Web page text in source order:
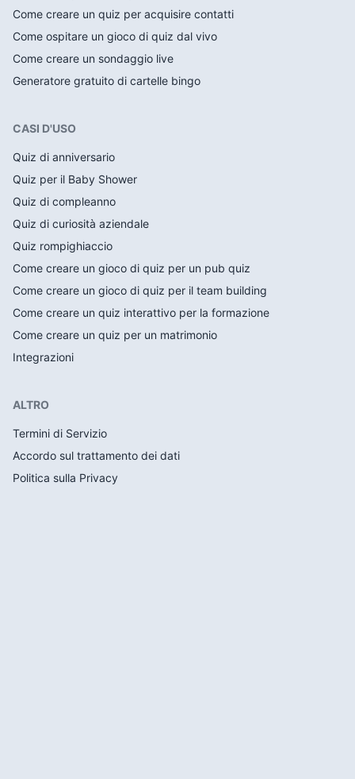
Come creare un quiz per acquisire contatti
Come ospitare un gioco di quiz dal vivo
Come creare un sondaggio live
Generatore gratuito di cartelle bingo
CASI D'USO
Quiz di anniversario
Quiz per il Baby Shower
Quiz di compleanno
Quiz di curiosità aziendale
Quiz rompighiaccio
Come creare un gioco di quiz per un pub quiz
Come creare un gioco di quiz per il team building
Come creare un quiz interattivo per la formazione
Come creare un quiz per un matrimonio
Integrazioni
ALTRO
Termini di Servizio
Accordo sul trattamento dei dati
Politica sulla Privacy